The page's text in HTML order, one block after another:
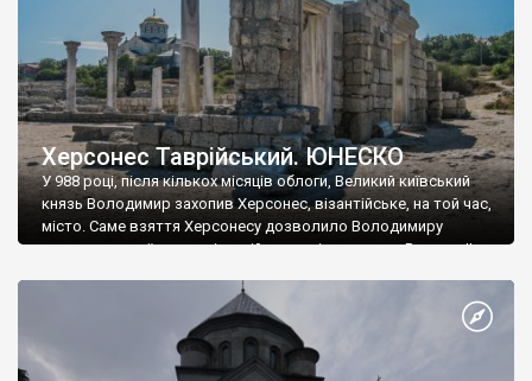
Херсонес Таврійський. ЮНЕСКО
У 988 році, після кількох місяців облоги, Великий київський
князь Володимир захопив Херсонес, візантійське, на той час,
місто. Саме взяття Херсонесу дозволило Володимиру
диктувати свої умови візантійському імператору Василю ІІ, та
Херсонесі Володимир-язичник, став Василем-християнином.
А потім було Хрещення Русі. На честь Херсонесу Таврійського